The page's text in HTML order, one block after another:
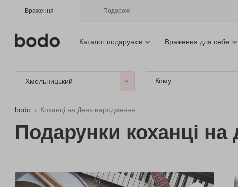
Враження Подорожі
Каталог подарунків Враження для себе
Хмельницький Кому
bodo Коханці на День народження
Подарунки коханці